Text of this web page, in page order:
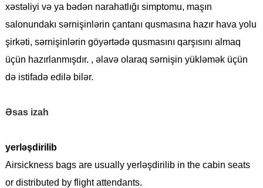
xəstəliyi və ya bədən narahatlığı simptomu, maşın
salonundakı sərnişinlərin çantanı qusmasına hazır hava yolu
şirkəti, sərnişinlərin göyərtədə qusmasını qarşısını almaq
üçün hazırlanmışdır. , əlavə olaraq sərnişin yükləmək üçün
də istifadə edilə bilər.
Əsas izah
yerləşdirilib
Airsickness bags are usually yerləşdirilib in the cabin seats
or distributed by flight attendants.